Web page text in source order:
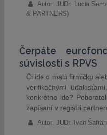
Autor: JUDr. Lucia
& PARTNERS)
Čerpáte
súvislosti s RPVS
Či ide o malú firmičku
verifikačnými
konkrétne ide?
zapísaní v registri
Autor: JUDr. Ivan